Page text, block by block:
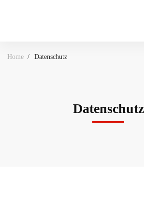
Home Datenschutz
Datenschutz